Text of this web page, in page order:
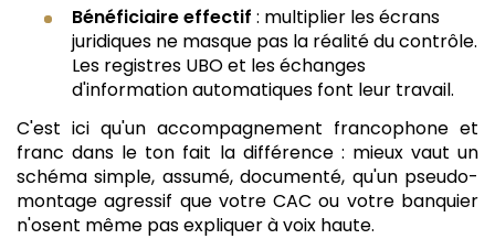
Bénéficiaire effectif : multiplier les écrans
juridiques ne masque pas la réalité du contrôle.
Les registres UBO et les échanges
d'information automatiques font leur travail.
C'est ici qu'un accompagnement francophone et
franc dans le ton fait la différence : mieux vaut un
schéma simple, assumé, documenté, qu'un pseudo-
montage agressif que votre CAC ou votre banquier
n'osent même pas expliquer à voix haute.